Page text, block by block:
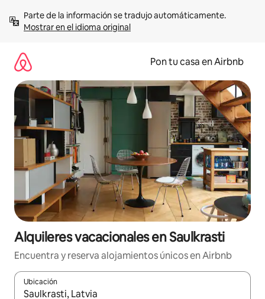
contenidoMostrar en el idioma original
Pon tu casa en Airbnb
Alquileres vacacionales en Saulkrasti
Encuentra y reserva alojamientos únicos en Airbnb
Ubicación
Cuando los resultados estén disponibles, navega con las